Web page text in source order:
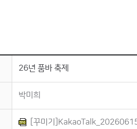
26년 품바 축제
박미희
[꾸미기